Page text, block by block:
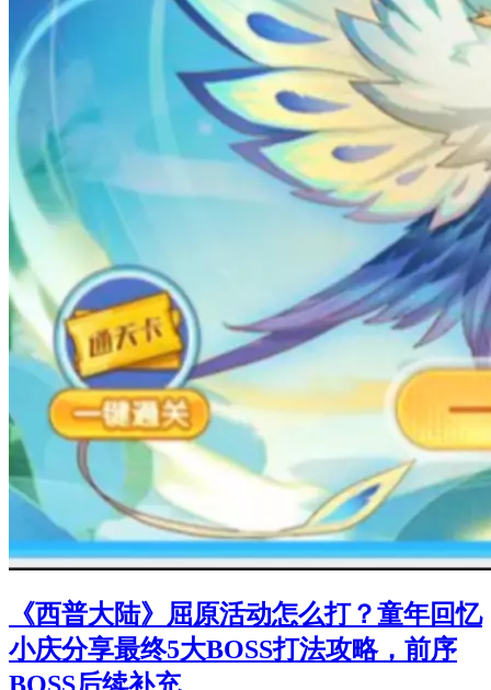
《西普大陆》屈原活动怎么打？童年回忆
小庆分享最终5大BOSS打法攻略，前序